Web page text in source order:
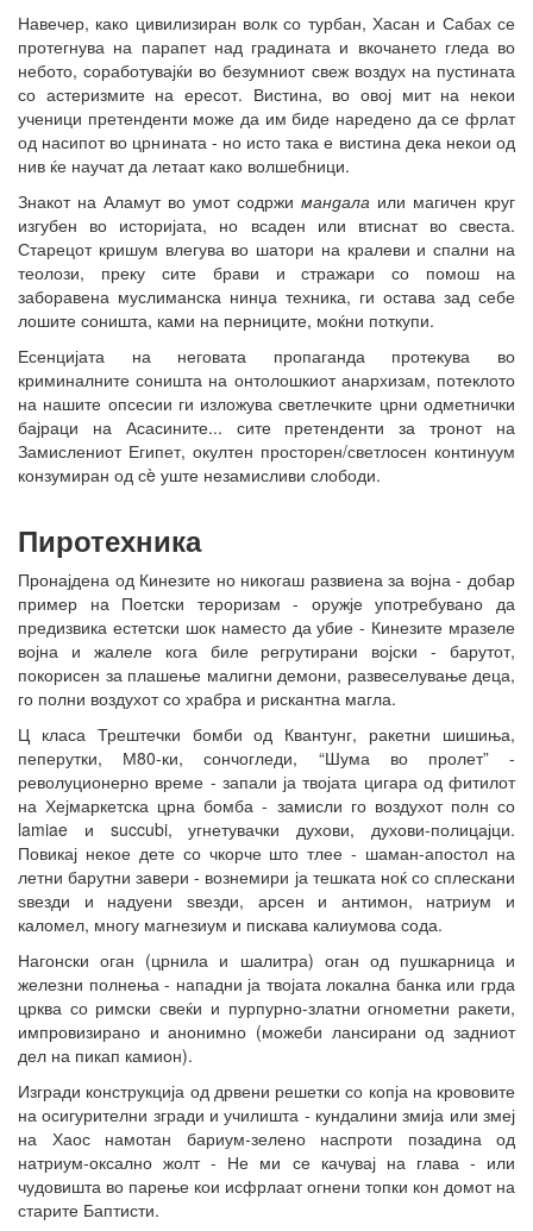
Навечер, како цивилизиран волк со турбан, Хасан и Сабах се
протегнува на парапет над градината и вкочането гледа во
небото, соработувајќи во безумниот свеж воздух на пустината
со астеризмите на ересот. Вистина, во овој мит на некои
ученици претенденти може да им биде наредено да се фрлат
од насипот во црнината - но исто така е вистина дека некои од
нив ќе научат да летаат како волшебници.
Знакот на Аламут во умот содржи мандала или магичен круг
изгубен во историјата, но всаден или втиснат во свеста.
Старецот кришум влегува во шатори на кралеви и спални на
теолози, преку сите брави и стражари со помош на
заборавена муслиманска нинџа техника, ги остава зад себе
лошите соништа, ками на перниците, моќни поткупи.
Есенцијата на неговата пропаганда протекува во
криминалните соништа на онтолошкиот анархизам, потеклото
на нашите опсесии ги изложува светлечките црни одметнички
бајраци на Асасините... сите претенденти за тронот на
Замислениот Египет, окултен просторен/светлосен континуум
конзумиран од сè уште незамисливи слободи.
Пиротехника
Пронајдена од Кинезите но никогаш развиена за војна - добар
пример на Поетски тероризам - оружје употребувано да
предизвика естетски шок наместо да убие - Кинезите мразеле
војна и жалеле кога биле регрутирани војски - барутот,
покорисен за плашење малигни демони, развеселување деца,
го полни воздухот со храбра и рискантна магла.
Ц класа Трештечки бомби од Квантунг, ракетни шишиња,
пеперутки, М80-ки, сончогледи, “Шума во пролет” -
револуционерно време - запали ја твојата цигара од фитилот
на Хејмаркетска црна бомба - замисли го воздухот полн со
lamiae и succubi, угнетувачки духови, духови-полицајци.
Повикај некое дете со чкорче што тлее - шаман-апостол на
летни барутни завери - вознемири ја тешката ноќ со сплескани
ѕвезди и надуени ѕвезди, арсен и антимон, натриум и
каломел, многу магнезиум и пискава калиумова сода.
Нагонски оган (црнила и шалитра) оган од пушкарница и
железни полнења - нападни ја твојата локална банка или грда
црква со римски свеќи и пурпурно-златни огнометни ракети,
импровизирано и анонимно (можеби лансирани од задниот
дел на пикап камион).
Изгради конструкција од дрвени решетки со копја на крововите
на осигурителни згради и училишта - кундалини змија или змеј
на Хаос намотан бариум-зелено наспроти позадина од
натриум-оксално жолт - Не ми се качувај на глава - или
чудовишта во парење кои исфрлаат огнени топки кон домот на
старите Баптисти.